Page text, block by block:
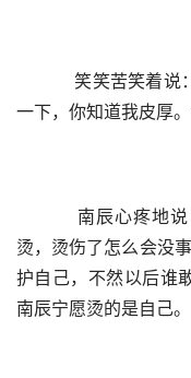
笑笑苦笑着说
一下，你知道我皮厚
南辰心疼地说
烫，烫伤了怎么会没
护自己，不然以后谁
南辰宁愿烫的是自己。